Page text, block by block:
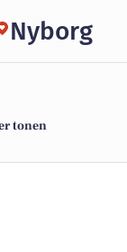
Nyborg
tonen